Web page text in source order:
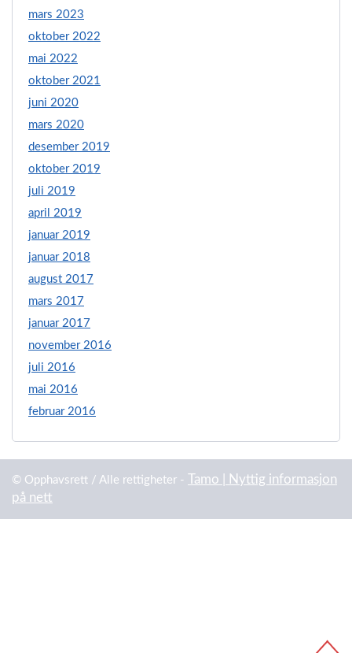
mars 2023
oktober 2022
mai 2022
oktober 2021
juni 2020
mars 2020
desember 2019
oktober 2019
juli 2019
april 2019
januar 2019
januar 2018
august 2017
mars 2017
januar 2017
november 2016
juli 2016
mai 2016
februar 2016
© Opphavsrett / Alle rettigheter -
Tamo | Nyttig informasjon
på nett